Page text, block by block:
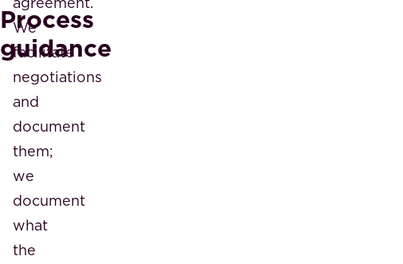
Process
guidance
We
facilitate
negotiations
and
document
them;
we
document
what
the